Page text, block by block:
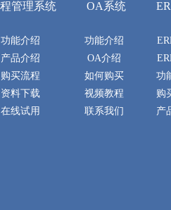
管理系统
功能介绍
产品介绍
购买流程
资料下载
在线试用
OA系统
功能介绍
OA介绍
如何购买
视频教程
联系我们
功
购
产